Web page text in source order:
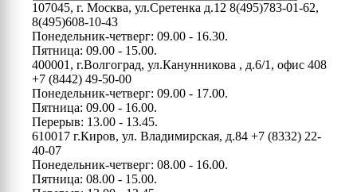
107045, г. Москва, ул.Сретенка д.12 8(495)783-01-62,
8(495)608-10-43
Понедельник-четверг: 09.00 - 16.30.
Пятница: 09.00 - 15.00.
400001, г.Волгоград, ул.Канунникова , д.6/1, офис 408
+7 (8442) 49-50-00
Понедельник-четверг: 09.00 - 17.00.
Пятница: 09.00 - 16.00.
Перерыв: 13.00 - 13.45.
610017 г.Киров, ул. Владимирская, д.84 +7 (8332) 22-
40-07
Понедельник-четверг: 08.00 - 16.00.
Пятница: 08.00 - 15.00.